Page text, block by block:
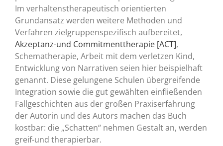
Im verhaltenstherapeutisch orientierten
Grundansatz werden weitere Methoden und
Verfahren zielgruppenspezifisch aufbereitet,
Akzeptanz-und Commitmenttherapie [ACT],
Schematherapie, Arbeit mit dem verletzen Kind,
Entwicklung von Narrativen seien hier beispielhaft
genannt. Diese gelungene Schulen übergreifende
Integration sowie die gut gewählten einfließenden
Fallgeschichten aus der großen Praxiserfahrung
der Autorin und des Autors machen das Buch
kostbar: die „Schatten“ nehmen Gestalt an, werden
greif-und therapierbar.